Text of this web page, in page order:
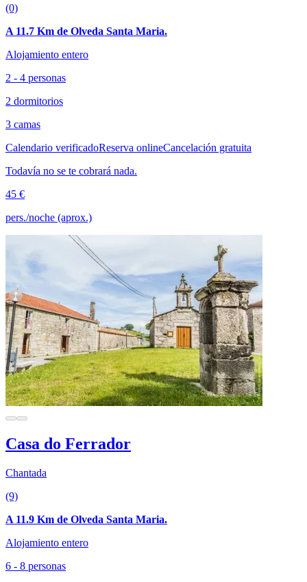
(0)
A 11.7 Km de Olveda Santa Maria.
Alojamiento entero
2 - 4 personas
2 dormitorios
3 camas
Calendario verificadoReserva onlineCancelación gratuita
Todavía no se te cobrará nada.
45 €
pers./noche (aprox.)
Casa do Ferrador
Chantada
(9)
A 11.9 Km de Olveda Santa Maria.
Alojamiento entero
6 - 8 personas